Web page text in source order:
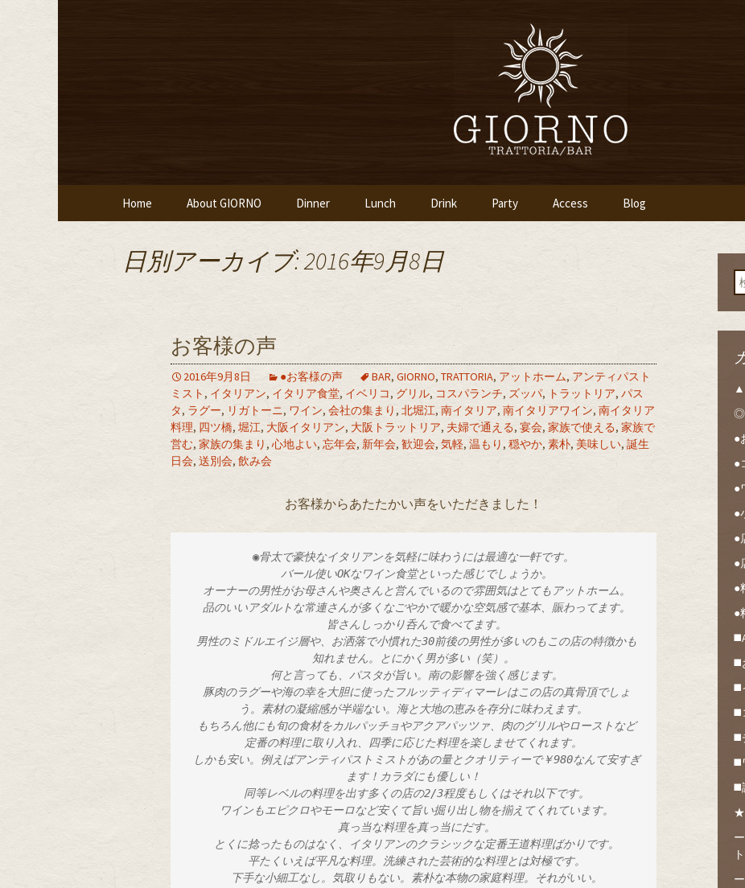
堀江・四ツ橋のイタリアン
堂ジョルノ～GIORNO～」
コンテンツへ移動
Home About GIORNO Dinner Lunch Drink Party Access Blog
日別アーカイブ: 2016年9月8日
お客様の声
2016年9月8日 ●お客様の声 BAR, GIORNO, TRATTORIA, アットホーム, アンティパスト
ミスト , イタリアン, イタリア食堂, イベリコ, グリル, コスパランチ, ズッパ, トラットリア, パス
タ, ラグー, リガトーニ, ワイン, 会社の集まり , 北堀江, 南イタリア, 南イタリアワイン, 南イタリア
料理, 四ツ橋, 堀江, 大阪イタリアン, 大阪トラットリア, 夫婦で通える, 宴会, 家族で使える, 家族で
営む, 家族の集まり , 心地よい, 忘年会, 新年会, 歓迎会, 気軽, 温もり , 穏やか, 素朴, 美味しい, 誕生
日会, 送別会, 飲み会
お客様からあたたかい声をいただきました！
◉骨太で豪快なイタリアンを気軽に味わうには最適な一軒です。
バール使いOKなワイン食堂といった感じでしょうか。
オーナーの男性がお母さんや奥さんと営んでいるので雰囲気はとてもアットホーム。
品のいいアダルトな常連さんが多くなごやかで暖かな空気感で基本、賑わってます。
皆さんしっかり呑んで食べてます。
知れません。とにかく男が多い（笑）。
何と言っても、パスタが旨い。南の影響を強く感じます。
う。素材の凝縮感が半端ない。海と大地の恵みを存分に味わえます。
定番の料理に取り入れ、四季に応じた料理を楽しませてくれます。
ます！カラダにも優しい！
同等レベルの料理を出す多くの店の2/3程度もしくはそれ以下です。
ワインもエピクロやモーロなど安くて旨い掘り出し物を揃えてくれています。
真っ当な料理を真っ当にだす。
とくに捻ったものはなく、イタリアンのクラシックな定番王道料理ばかりです。
平たくいえば平凡な料理。洗練された芸術的な料理とは対極です。
下手な小細工なし。気取りもない。素朴な本物の家庭料理。それがいい。
▲
◎
●
●
●
●
●
●
●
●
◼️
◼️
◼️
◼️
◼️
◼️
★